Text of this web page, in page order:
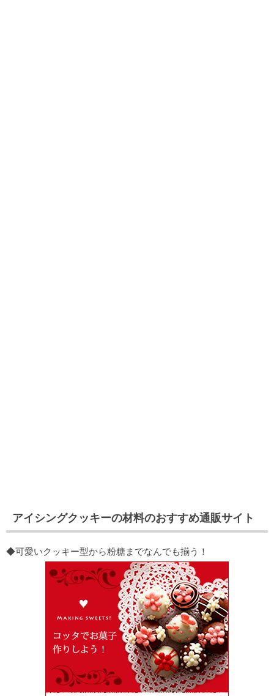
アイシングクッキーの材料のおすすめ通販サイト
◆可愛いクッキー型から粉糖までなんでも揃う！